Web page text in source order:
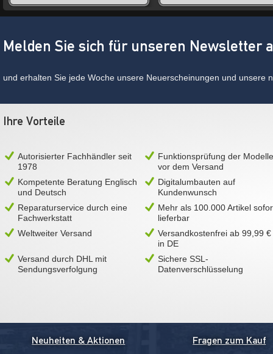
Melden Sie sich für unseren Newsletter
und erhalten Sie jede Woche unsere Neuerscheinungen und unsere
Ihre Vorteile
Autorisierter Fachhändler seit
1978
Funktionsprüfung der Modelle
vor dem Versand
Kompetente Beratung Englisch
und Deutsch
Digitalumbauten auf
Kundenwunsch
Reparaturservice durch eine
Fachwerkstatt
Mehr als 100.000 Artikel
lieferbar
Weltweiter Versand
Versandkostenfrei ab 99,99 €
in DE
Versand durch DHL mit
Sendungsverfolgung
Sichere SSL-
Datenverschlüsselung
Neuheiten & Aktionen Fragen zum Kauf